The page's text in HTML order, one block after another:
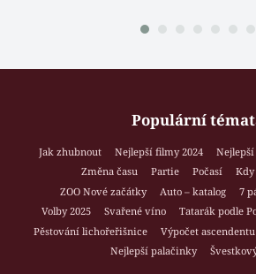
Populární
Jak zhubnout Nejlepší filmy 2024
Změna času
Partie Počasí
ZOO Nové začátky
Auto – katalog
7
Volby 2025
Svařené víno Tatarák podle
Pěstování lichořeřišnice
Výpočet ascendentu
Nejlepší palačinky